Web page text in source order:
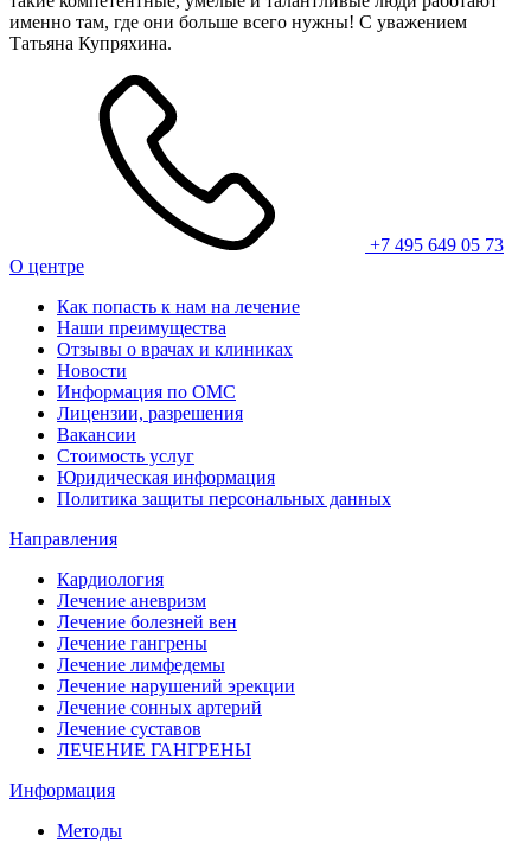
именно там, где они больше всего нужны! С уважением
Татьяна Купряхина.
+7 495 649 05 73
О центре
Как попасть к нам на лечение
Наши преимущества
Отзывы о врачах и клиниках
Новости
Информация по ОМС
Лицензии, разрешения
Вакансии
Стоимость услуг
Юридическая информация
Политика защиты персональных данных
Направления
Кардиология
Лечение аневризм
Лечение болезней вен
Лечение гангрены
Лечение лимфедемы
Лечение нарушений эрекции
Лечение сонных артерий
Лечение суставов
ЛЕЧЕНИЕ ГАНГРЕНЫ
Информация
Методы